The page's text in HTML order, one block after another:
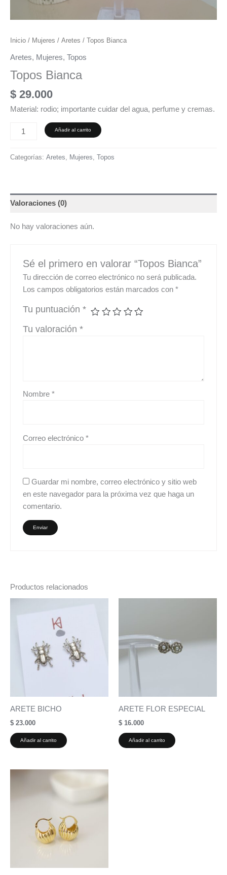
Inicio / Mujeres / Aretes / Topos Bianca
Aretes, Mujeres, Topos
Topos Bianca
$ 29.000
Material: rodio; importante cuidar del agua, perfume y cremas.
Añadir al carrito
Categorías: Aretes, Mujeres, Topos
Valoraciones (0)
No hay valoraciones aún.
Sé el primero en valorar “Topos Bianca”
Tu dirección de correo electrónico no será publicada.
Los campos obligatorios están marcados con*
Tu puntuación*
Tu valoración*
Nombre*
Correo electrónico*
Guardar mi nombre, correo electrónico y sitio web
en este navegador para la próxima vez que haga un
comentario.
Productos relacionados
ARETE BICHO
$ 23.000
Añadir al carrito
ARETE FLOR ESPECIAL
$ 16.000
Añadir al carrito